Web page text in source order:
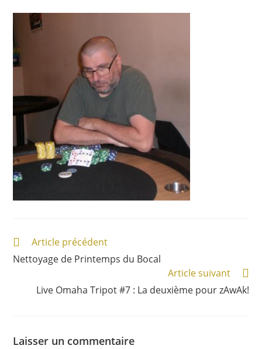
Article précédent
Nettoyage de Printemps du Bocal
Article suivant
Live Omaha Tripot #7 : La deuxième pour zAwAk!
Laisser un commentaire